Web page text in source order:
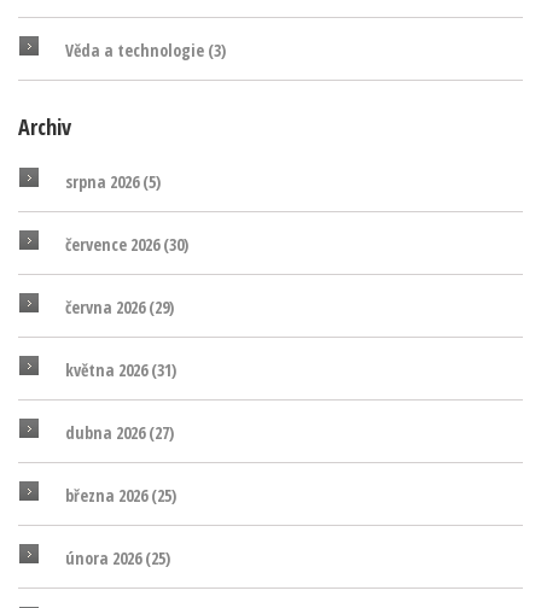
Věda a technologie (3)
Archiv
srpna 2026(5)
července 2026(30)
června 2026(29)
května 2026(31)
dubna 2026(27)
března 2026(25)
února 2026(25)